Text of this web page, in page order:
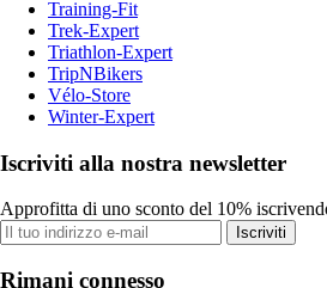
Training-Fit
Trek-Expert
Triathlon-Expert
TripNBikers
Vélo-Store
Winter-Expert
Iscriviti alla nostra newsletter
Approfitta di uno sconto del 10%
Iscriviti
Rimani connesso